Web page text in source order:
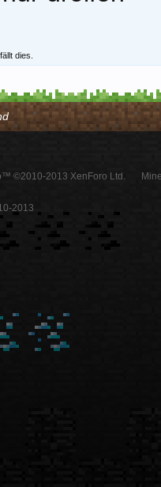
dies.
©2010-2013 XenForo Ltd.
2013